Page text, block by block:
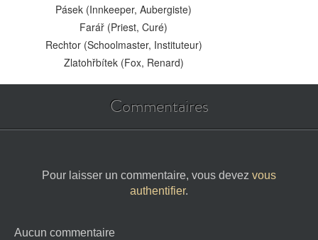
Pásek (Innkeeper, Aubergiste)
Farář (Priest, Curé)
Rechtor (Schoolmaster, Instituteur)
Zlatohřbítek (Fox, Renard)
Commentaires
Pour laisser un commentaire, vous devez vous
authentifier.
Aucun commentaire